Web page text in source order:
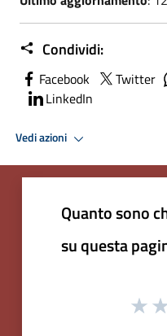
Condividi:
Facebook Twitter
LinkedIn
Vedi azioni
Quanto sono
su questa